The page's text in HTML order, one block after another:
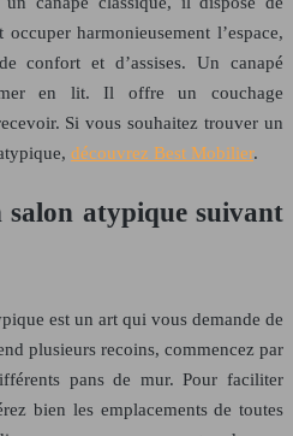
harmonieusement l’espace,
confort et d’assises. Un canapé
en lit. Il offre un couchage
Si vous souhaitez trouver un
découvrez Best Mobilier.
salon atypique suivant
est un art qui vous demande de
plusieurs recoins, commencez par
pans de mur. Pour faciliter
bien les emplacements de toutes